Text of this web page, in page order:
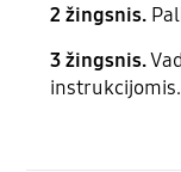
2 žingsnis.
3 žingsnis.
instrukcijomis.